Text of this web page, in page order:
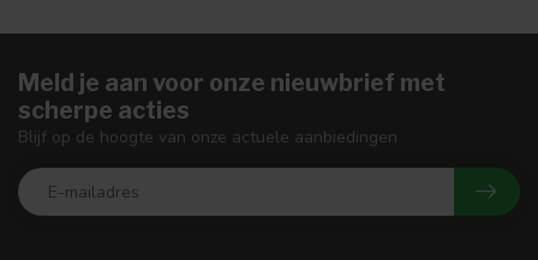
Meld je aan voor onze nieuwbrief met
scherpe acties
Blijf op de hoogte van onze actuele aanbiedingen